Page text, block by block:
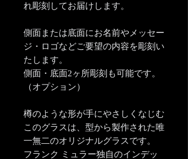
れ彫刻してお届けします。
側面または底面にお名前やメッセー
ジ・ロゴなどご要望の内容を彫刻い
たします。
側面・底面2ヶ所彫刻も可能です。
（オプション）
樽のような形が手にやさしくなじむ
このグラスは、型から製作された唯
一無二のオリジナルグラスです。
フランク ミュラー独自のインデッ